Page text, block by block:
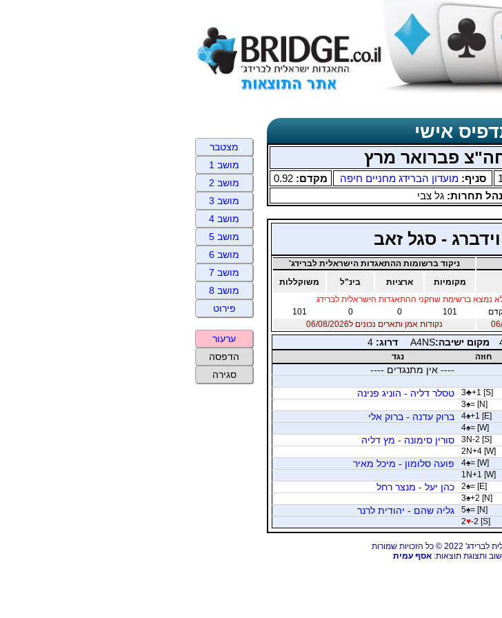
אישי
פברואר מרץ
סניף:מועדון הברידג מחניים חיפה מקדם: 0.92
תחרות:גל צבי
- סגל זאב
ניקוד ברשומות ההתאגדות הישראלית לברידג'
מקומיות ארציות בינ"ל
משוקללות
נמצא ברשימת שחקני ההתאגדות הישראלית לברידג
101
0
0
101
נקודות אמן ותארים נכונים ל06/08/2026
מקום ישיבה:A4NS דרוג: 4
חוזה
נגד
---- אין מתנגדים ----
3♣+1 [S] טסלר דליה - הוניג פנינה
3♠= [N]
4♠+1 [E] ברוק עדנה - ברוק אלי
4♠= [W]
3N-2 [S] סורין סימונה - מץ דליה
2N+4 [W]
4♠= [W] פועה סלומון - מיכל מאיר
1N+1 [W]
2♠= [E] כהן יעל - מנצר רחל
3♠+2 [N]
5♠= [N] גליה שהם - יהודית לרנר
2♥-2 [S]
כל הזכויות שמורות
ותצוגת תוצאות:אסף עמית
מצטבר
מושב 1
מושב 2
מושב 3
מושב 4
מושב 5
מושב 6
מושב 7
מושב 8
פירוט
ערעור
הדפסה
סגירה